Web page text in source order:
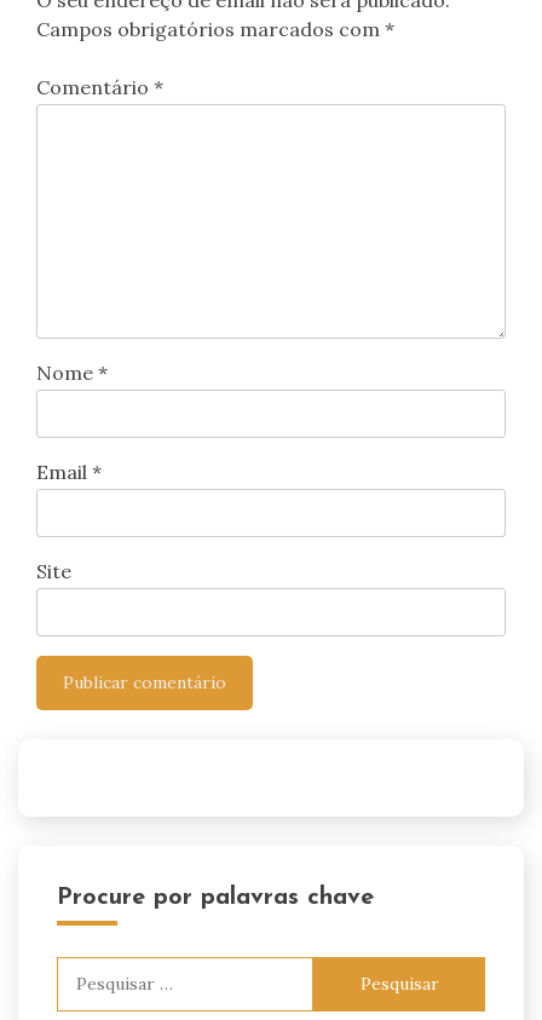
Campos obrigatórios marcados com *
Comentário *
Nome *
Email *
Site
Procure por palavras chave